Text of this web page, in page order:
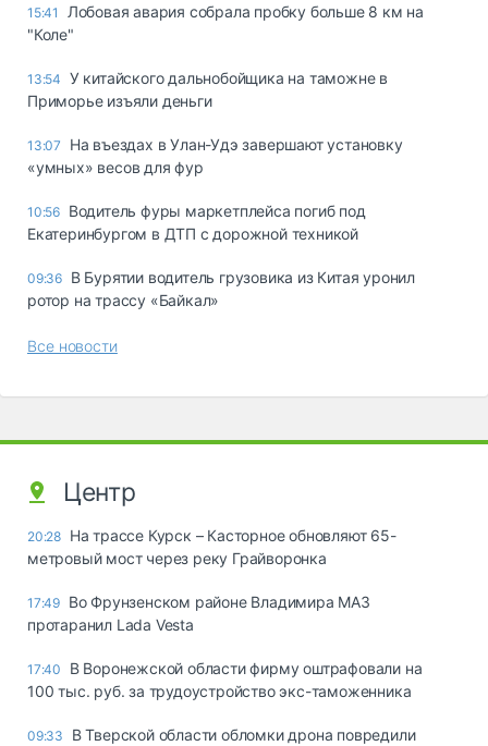
15:41
Лобовая авария собрала пробку больше 8 км на
"Коле"
13:54 У китайского дальнобойщика на таможне в
Приморье изъяли деньги
13:07
Ha въeздax в Улaн-Удэ зaвepшaют ycтaнoвкy
«yмныx» вecoв для фyp
10:56 Водитель фуры маркетплейса погиб под
Екатеринбургом в ДТП с дорожной техникой
09:36 В Бурятии водитель грузовика из Китая уронил
ротор на трассу «Байкал»
Все новости
Центр
20:28 На трассе Курск – Касторное обновляют 65-
метровый мост через реку Грайворонка
17:49 Во Фрунзенском районе Владимира МАЗ
протаранил Lada Vesta
17:40
В Воронежской области фирму оштрафовали на
100 тыс. руб. за трудоустройство экс-таможенника
09:33
В Тверской области обломки дрона повредили